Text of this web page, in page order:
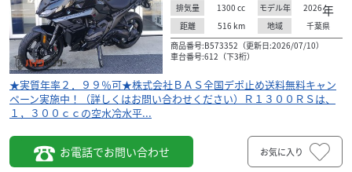
排気量 1300 cc モデル年 2026年
距離 516 km 地域
千葉県
商品番号:B573352（更新日:2026/07/10）
車台番号:612（下3桁）
★実質年率２．９９％可★株式会社ＢＡＳ全国デポ止め送料無料キャン
ペーン実施中！（詳しくはお問い合わせください）Ｒ１３００ＲＳは、
１，３００ｃｃの空水冷水平...
お電話でお問い合わせ お気に入り